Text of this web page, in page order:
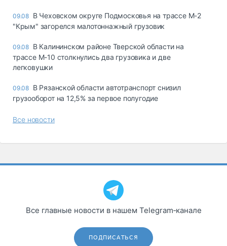
09.08 В Чеховском округе Подмосковья на трассе М-2
"Крым" загорелся малотоннажный грузовик
09.08 В Калининском районе Тверской области на
трассе М-10 столкнулись два грузовика и две
легковушки
09.08 В Рязанской области автотранспорт снизил
грузооборот на 12,5% за первое полугодие
Все новости
Все главные новости в нашем Telegram‑канале
ПОДПИСАТЬСЯ